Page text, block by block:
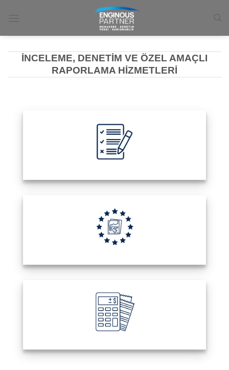
İNCELEME, DENETIM VE ÖZEL AMAÇLI
RAPORLAMA HIZMETLERI